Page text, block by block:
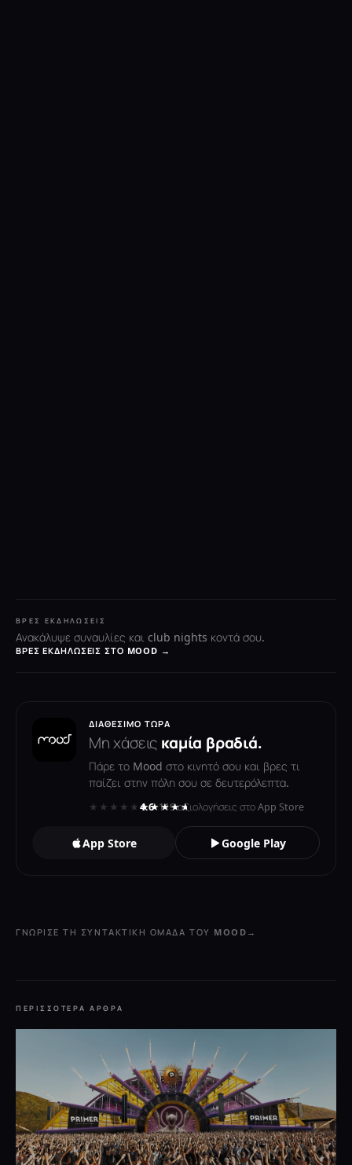
ΒΡΕΣ ΕΚΔΗΛΏΣΕΙΣ
Ανακάλυψε συναυλίες και club nights κοντά σου.
ΒΡΕΣ ΕΚΔΗΛΏΣΕΙΣ ΣΤΟ MOOD →
ΔΙΑΘΈΣΙΜΟ ΤΏΡΑ
Μη χάσεις καμία βραδιά.
Πάρε το Mood στο κινητό σου και βρες τι
παίζει στην πόλη σου σε δευτερόλεπτα.
★★★★★★★★★★
4.6· 119 αξιολογήσεις στο App Store
App Store Google Play
ΓΝΏΡΙΣΕ ΤΗ ΣΥΝΤΑΚΤΙΚΉ ΟΜΆΔΑ ΤΟΥ MOOD →
ΠΕΡΙΣΣΌΤΕΡΑ ΆΡΘΡΑ